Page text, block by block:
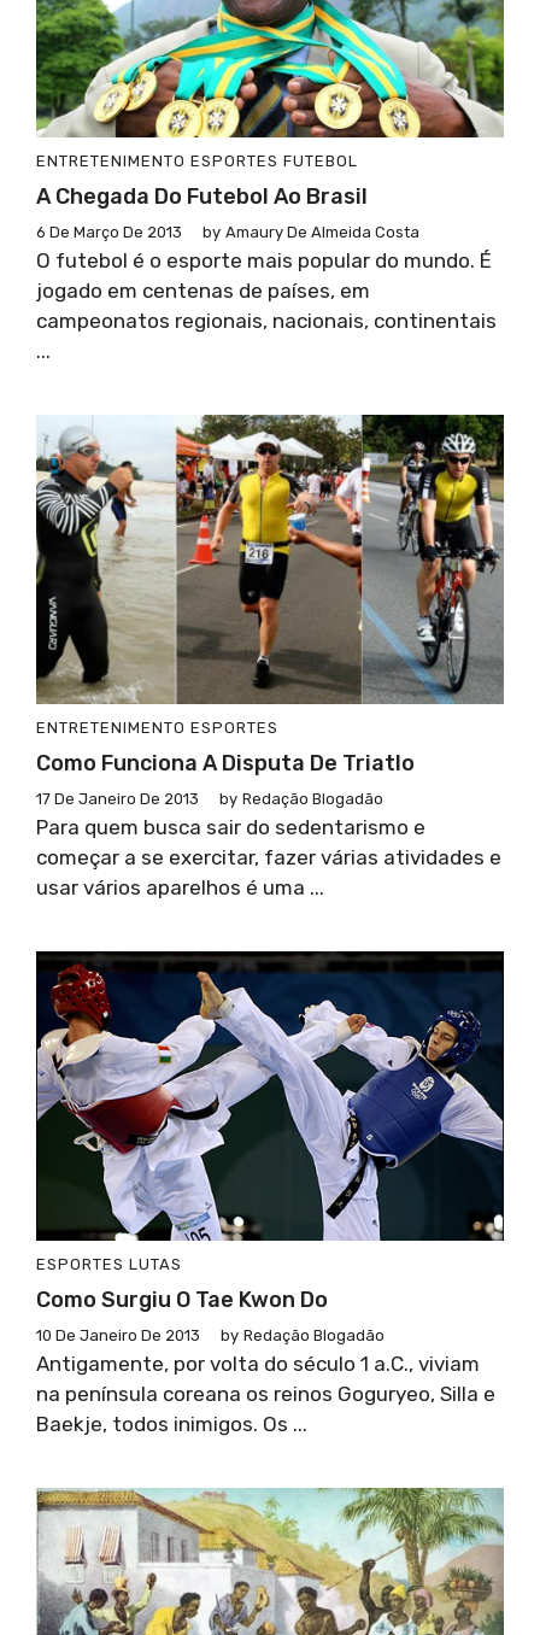
ENTRETENIMENTO ESPORTES FUTEBOL
A Chegada Do Futebol Ao Brasil
6 De Março De 2013 by Amaury De Almeida Costa
O futebol é o esporte mais popular do mundo. É
jogado em centenas de países, em
campeonatos regionais, nacionais, continentais
...
ENTRETENIMENTO ESPORTES
Como Funciona A Disputa De Triatlo
17 De Janeiro De 2013 by Redação Blogadão
Para quem busca sair do sedentarismo e
começar a se exercitar, fazer várias atividades e
usar vários aparelhos é uma ...
ESPORTES LUTAS
Como Surgiu O Tae Kwon Do
10 De Janeiro De 2013 by Redação Blogadão
Antigamente, por volta do século 1 a.C., viviam
na península coreana os reinos Goguryeo, Silla e
Baekje, todos inimigos. Os ...